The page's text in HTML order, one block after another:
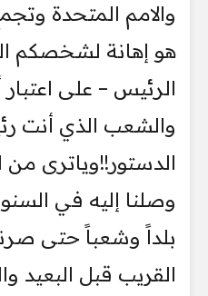
والامم المتحدة
هو إهانة لشخصكم
الرئيس – على اعتبار
والشعب الذي أنت
الدستور!!وياترى
وصلنا إليه في
بلداً وشعباً حتى
القريب قبل البعيد